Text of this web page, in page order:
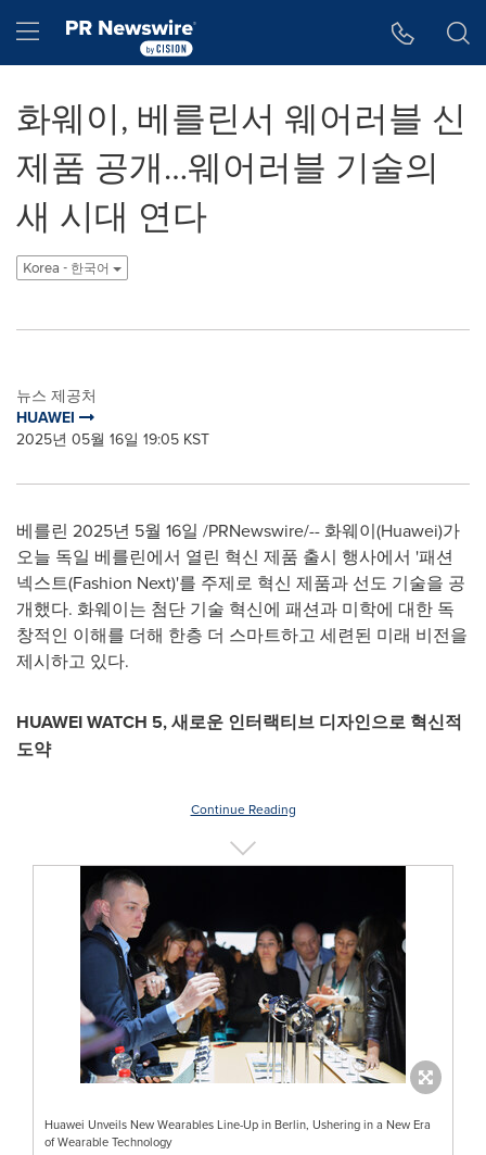
Hamburger menu
화웨이, 베를린서 웨어러블 신
제품 공개…웨어러블 기술의
새 시대 연다
Korea - 한국어
뉴스 제공처
HUAWEI
2025년 05월 16일 19:05 KST
베를린 2025년 5월 16일 /PRNewswire/-- 화웨이(Huawei)가
오늘 독일 베를린에서 열린 혁신 제품 출시 행사에서 '패션
넥스트(Fashion Next)'를 주제로 혁신 제품과 선도 기술을 공
개했다. 화웨이는 첨단 기술 혁신에 패션과 미학에 대한 독
창적인 이해를 더해 한층 더 스마트하고 세련된 미래 비전을
제시하고 있다.
HUAWEI WATCH 5, 새로운 인터랙티브 디자인으로 혁신적
도약
Continue Reading
Huawei Unveils New Wearables Line-Up in Berlin, Ushering in a New Era
of Wearable Technology